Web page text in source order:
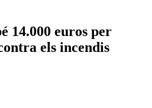
14.000 euros per
els incendis